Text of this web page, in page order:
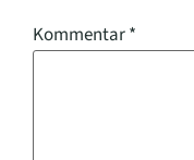
Kommentar*